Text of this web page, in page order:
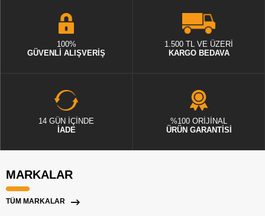
100%
GÜVENLİ ALIŞVERİŞ
1.500 TL VE ÜZERİ
KARGO BEDAVA
14 GÜN İÇİNDE
İADE
%100 ORİJİNAL
ÜRÜN GARANTİSİ
MARKALAR
TÜM MARKALAR